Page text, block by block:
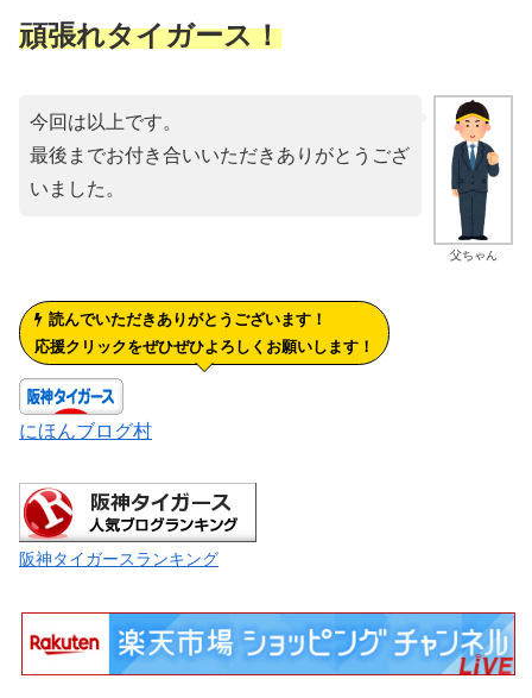
頑張れタイガース！
父ちゃん
今回は以上です。
最後までお付き合いいただきありがとうござ
いました。
読んでいただきありがとうございます！
応援クリックをぜひぜひよろしくお願いします！
にほんブログ村
阪神タイガースランキング